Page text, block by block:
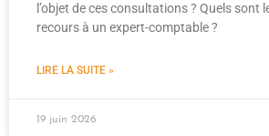
l’objet de ces consultations ? Quels sont
recours à un expert-comptable ?
LIRE LA SUITE »
19 juin 2026